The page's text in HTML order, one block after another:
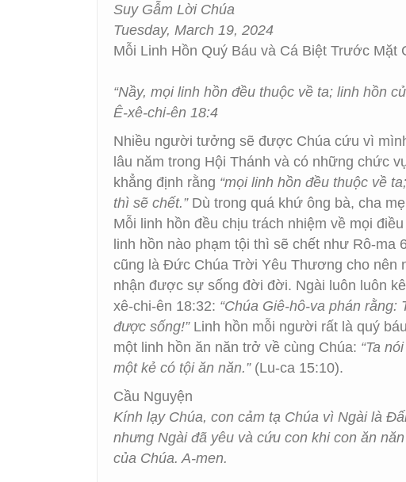
Suy Gẫm Lời Chúa
Tuesday, March 19, 2024
Mỗi Linh Hồn Quý Báu và Cá Biệt Trước Mặt
“Nầy, mọi linh hồn đều thuộc về ta; linh hồn
Ê-xê-chi-ên 18:4
Nhiều người tưởng sẽ được Chúa cứu vì
lâu năm trong Hội Thánh và có những chức
khẳng định rằng “mọi linh hồn đều thuộc về
thì sẽ chết.”Dù trong quá khứ ông bà, cha
Mỗi linh hồn đều chịu trách nhiệm về mọi
linh hồn nào phạm tội thì sẽ chết như Rô-ma
cũng là Đức Chúa Trời Yêu Thương cho nên
nhận được sự sống đời đời. Ngài luôn luôn
xê-chi-ên 18:32: “Chúa Giê-hô-va phán
được sống!” Linh hồn mỗi người rất là quý
một linh hồn ăn năn trở về cùng Chúa: “Ta
một kẻ có tội ăn năn.”(Lu-ca 15:10).
Cầu Nguyện
Kính lạy Chúa, con cảm tạ Chúa vì Ngài là
nhưng Ngài đã yêu và cứu con khi con ăn
của Chúa. A-men.